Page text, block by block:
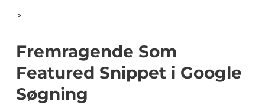
>
Fremragende Som
Featured Snippet i Google
Søgning